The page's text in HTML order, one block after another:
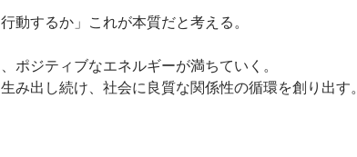
動するか」これが本質だと考える。
ポジティブなエネルギーが満ちていく。
み出し続け、社会に良質な関係性の循環を創り出す。